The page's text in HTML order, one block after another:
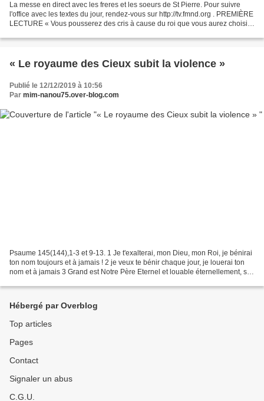
La messe en direct avec les freres et les soeurs de St Pierre. Pour suivre
l'office avec les textes du jour, rendez-vous sur http://tv.fmnd.org . PREMIÈRE
LECTURE « Vous pousserez des cris à cause du roi que vous aurez choisi,
« Le royaume des Cieux subit la violence »
Publié le 12/12/2019 à 10:56
Par mim-nanou75.over-blog.com
Psaume 145(144),1-3 et 9-13. 1 Je t'exalterai, mon Dieu, mon Roi, je bénirai
ton nom toujours et à jamais ! 2 je veux te bénir chaque jour, je louerai ton
nom et à jamais 3 Grand est Notre Père Eternel et louable éternellement, sa
Hébergé par Overblog
Top articles
Pages
Contact
Signaler un abus
C.G.U.